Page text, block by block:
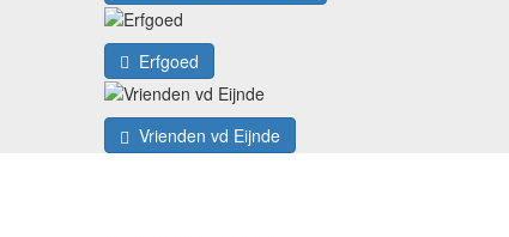
Erfgoed
Vrienden vd Eijnde